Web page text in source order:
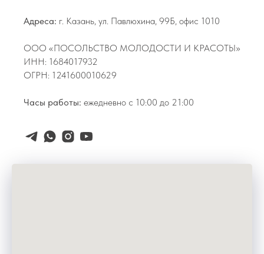
Адреса: г. Казань, ул. Павлюхина, 99Б, офис 1010
ООО «ПОСОЛЬСТВО МОЛОДОСТИ И КРАСОТЫ»
ИНН: 1684017932
ОГРН: 1241600010629
Часы работы: ежедневно с 10:00 до 21:00